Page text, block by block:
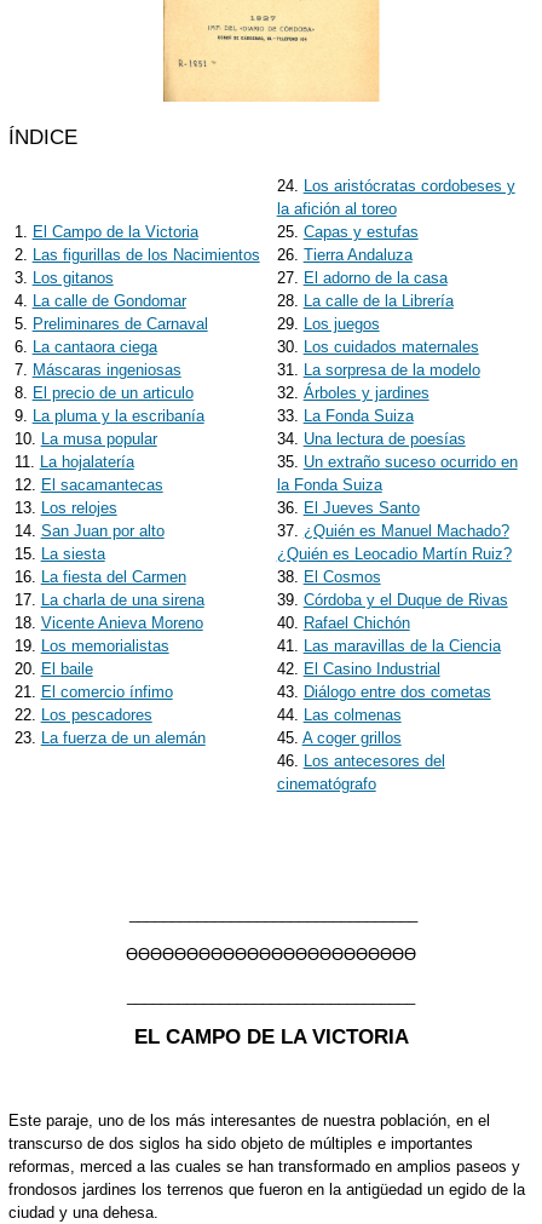
ÍNDICE
1. El Campo de la Victoria
2. Las figurillas de los Nacimientos
3. Los gitanos
4. La calle de Gondomar
5. Preliminares de Carnaval
6. La cantaora ciega
7. Máscaras ingeniosas
8. El precio de un articulo
9. La pluma y la escribanía
10. La musa popular
11. La hojalatería
12. El sacamantecas
13. Los relojes
14. San Juan por alto
15. La siesta
16. La fiesta del Carmen
17. La charla de una sirena
18. Vicente Anieva Moreno
19. Los memorialistas
20. El baile
21. El comercio ínfimo
22. Los pescadores
23. La fuerza de un alemán
24. Los aristócratas cordobeses y
la afición al toreo
25. Capas y estufas
26. Tierra Andaluza
27. El adorno de la casa
28. La calle de la Librería
29. Los juegos
30. Los cuidados maternales
31. La sorpresa de la modelo
32. Árboles y jardines
33. La Fonda Suiza
34. Una lectura de poesías
35. Un extraño suceso ocurrido en
la Fonda Suiza
36. El Jueves Santo
37. ¿Quién es Manuel Machado?
¿Quién es Leocadio Martín Ruiz?
38. El Cosmos
39. Córdoba y el Duque de Rivas
40. Rafael Chichón
41. Las maravillas de la Ciencia
42. El Casino Industrial
43. Diálogo entre dos cometas
44. Las colmenas
45. A coger grillos
46. Los antecesores del
cinematógrafo
ƟƟƟƟƟƟƟƟƟƟƟƟƟƟƟƟƟƟƟƟƟƟƟƟ
EL CAMPO DE LA VICTORIA
Este paraje, uno de los más interesantes de nuestra población, en el
transcurso de dos siglos ha sido objeto de múltiples e importantes
reformas, merced a las cuales se han transformado en amplios paseos y
frondosos jardines los terrenos que fueron en la antigüedad un egido de la
ciudad y una dehesa.